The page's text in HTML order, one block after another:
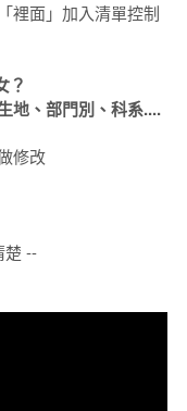
裡面」加入清單控制
？
地、部門別、科系....
修改
楚 --